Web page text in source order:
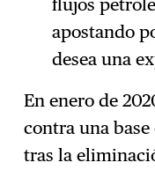
flujos
apostando
desea una
En enero de
contra una
tras la